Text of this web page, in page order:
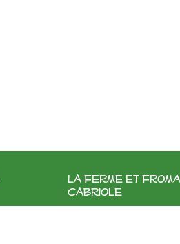
La ferme et
cabriole